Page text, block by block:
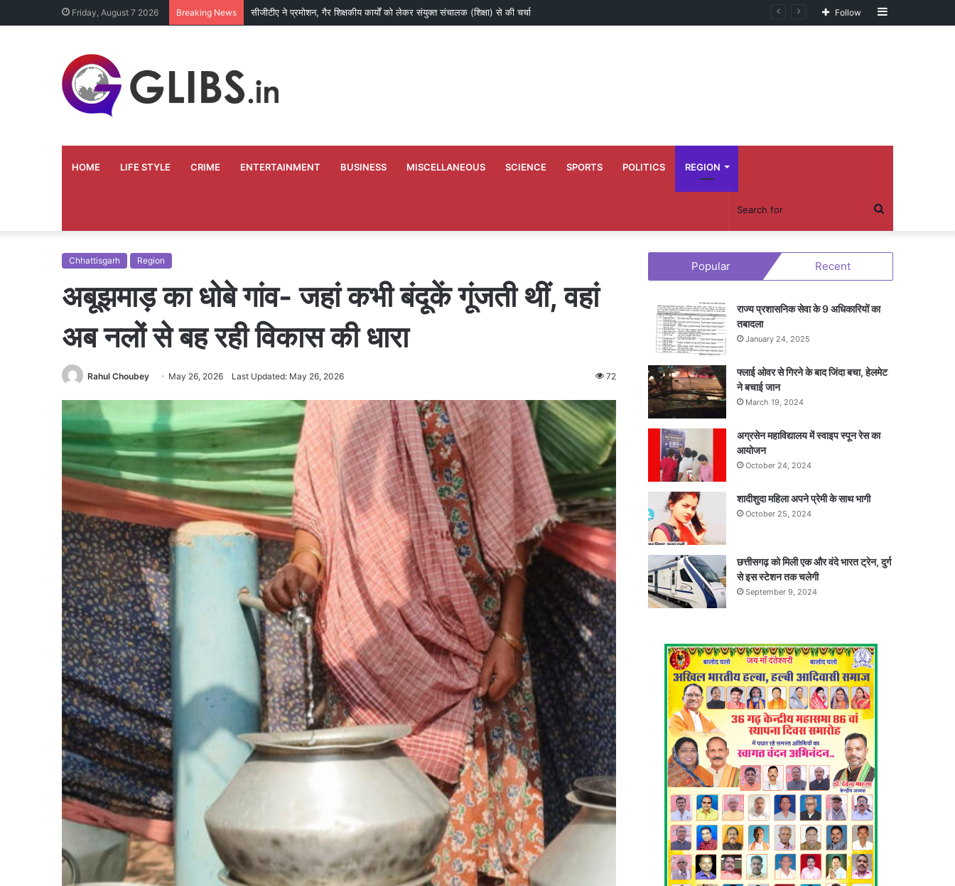
Friday, August 7 2026 Breaking News सीजीटीए ने प्रमोशन, गैर शिक्षकीय कार्यों को लेकर संयुक्त संचालक (शिक्षा) से की चर्चा Sidebar
Follow
HOME LIFE STYLE CRIME ENTERTAINMENT BUSINESS MISCELLANEOUS SCIENCE SPORTS POLITICS REGION
Search
for
Chhattisgarh Region
अबूझमाड़ का धोबे गांव- जहां कभी बंदूकें गूंजती थीं, वहां
अब नलों से बह रही विकास की धारा
Rahul Choubey May 26, 2026 Last Updated: May 26, 2026 72
Popular Recent
राज्य प्रशासनिक सेवा के 9 अधिकारियों का
तबादला
January 24, 2025
फ्लाई ओवर से गिरने के बाद जिंदा बचा, हेलमेट
ने बचाई जान
March 19, 2024
अग्रसेन महाविद्यालय में स्वाइप स्पून रेस का
आयोजन
October 24, 2024
शादीशुदा महिला अपने प्रेमी के साथ भागी
October 25, 2024
छत्तीसगढ़ को मिली एक और वंदे भारत ट्रेन, दुर्ग
से इस स्टेशन तक चलेगी
September 9, 2024